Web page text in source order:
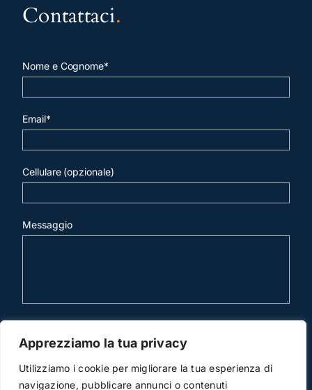
Apprezziamo la tua privacy
Utilizziamo i cookie per migliorare la tua esperienza di
navigazione, pubblicare annunci o contenuti
Contattaci.
Nome e Cognome*
Email*
Cellulare (opzionale)
Messaggio